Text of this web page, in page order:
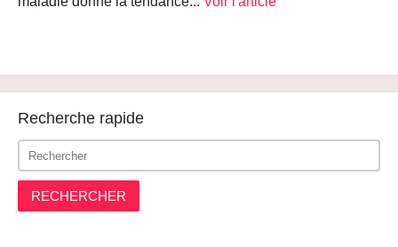
Recherche rapide
RECHERCHER